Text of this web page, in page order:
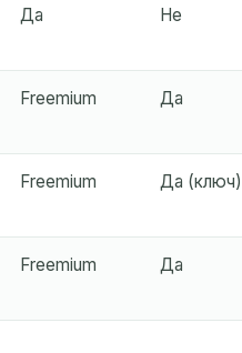
Да Не
Freemium Да
Freemium Да (ключ)
Freemium Да